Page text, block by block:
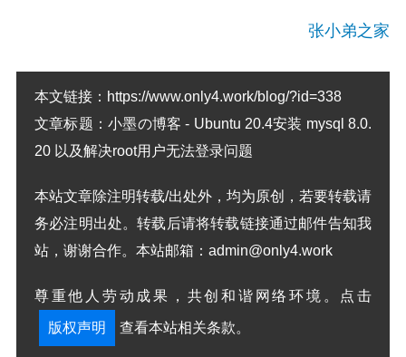
张小弟之家
本文链接： https://www.only4.work/blog/?id=338
文章标题：小墨の博客 - Ubuntu 20.4安装 mysql 8.0.
20 以及解决root用户无法登录问题
本站文章除注明转载/出处外，均为原创，若要转载请
务必注明出处。转载后请将转载链接通过邮件告知我
站，谢谢合作。本站邮箱：admin@only4.work
尊重他人劳动成果，共创和谐网络环境。点击
版权声明 查看本站相关条款。